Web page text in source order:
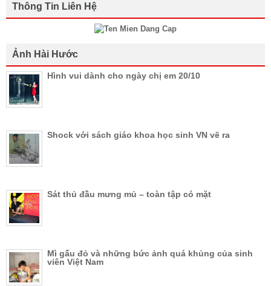
Thông Tin Liên Hệ
Ảnh Hài Hước
Hình vui dành cho ngày chị em 20/10
Shock với sách giáo khoa học sinh VN vẽ ra
Sát thủ đầu mưng mủ – toàn tập có mặt
Mì gấu đỏ và những bức ảnh quá khủng của sinh
viên Việt Nam